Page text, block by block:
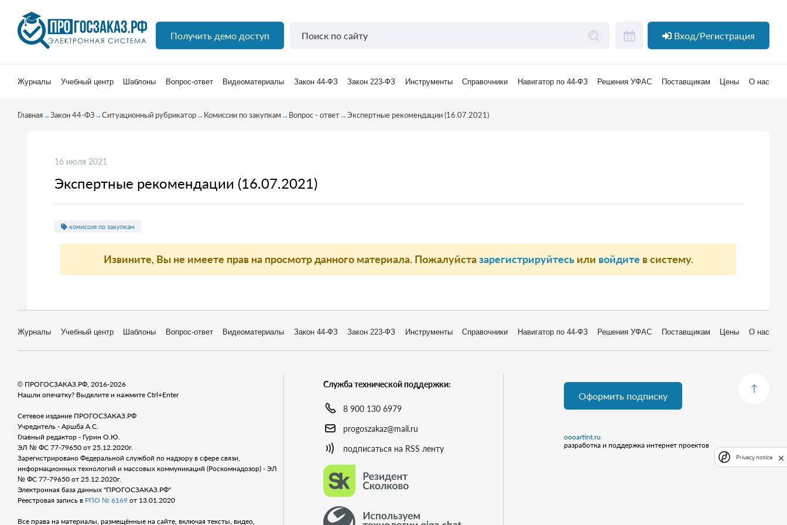
Получить демо доступ Вход/Регистрация
Журналы Учебный центр Шаблоны Вопрос-ответ Видеоматериалы Закон 44-ФЗ Закон 223-ФЗ Инструменты Справочники Навигатор по 44-ФЗ Решения УФАС Поставщикам Цены О нас
Главная→Закон 44-ФЗ→Ситуационный рубрикатор→Комиссии по закупкам→Вопрос - ответ→Экспертные рекомендации (16.07.2021)
16 июля 2021
Экспертные рекомендации (16.07.2021)
комиссия по закупкам
Извините, Вы не имеете прав на просмотр данного материала. Пожалуйстазарегистрируйтесьили войдите в систему.
Журналы Учебный центр Шаблоны Вопрос-ответ Видеоматериалы Закон 44-ФЗ Закон 223-ФЗ Инструменты Справочники Навигатор по 44-ФЗ Решения УФАС Поставщикам Цены О нас
© ПРОГОСЗАКАЗ.РФ, 2016-2026
Нашли опечатку? Выделите и нажмите Ctrl+Enter
Сетевое издание ПРОГОСЗАКАЗ.РФ
Учредитель - Аршба А.С.
Главный редактор - Гурин О.Ю.
ЭЛ № ФС 77-79650 от 25.12.2020г.
Зарегистрировано Федеральной службой по надзору в сфере связи,
информационных технологий и массовых коммуникаций (Роскомнадозор) - ЭЛ
№ ФС 77-79650 от 25.12.2020г.
Электронная база данных "ПРОГОСЗАКАЗ.РФ"
Реестровая запись в РПО № 6169 от 13.01.2020
Все права на материалы, размещённые на сайте, включая тексты, видео,
Служба технической поддержки:
8 900 130 6979
progoszakaz@mail.ru
подписаться на RSS ленту
Оформить подписку
oooartint.ru
разработка и поддержка интернет проектов
Privacy notice